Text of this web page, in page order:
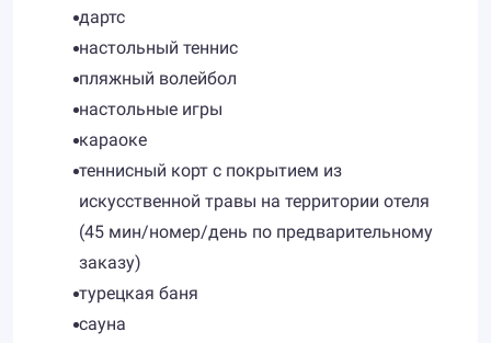
дартс
настольный теннис
пляжный волейбол
настольные игры
караоке
теннисный корт с покрытием из
искусственной травы на территории отеля
(45 мин/номер/день по предварительному
заказу)
турецкая баня
сауна